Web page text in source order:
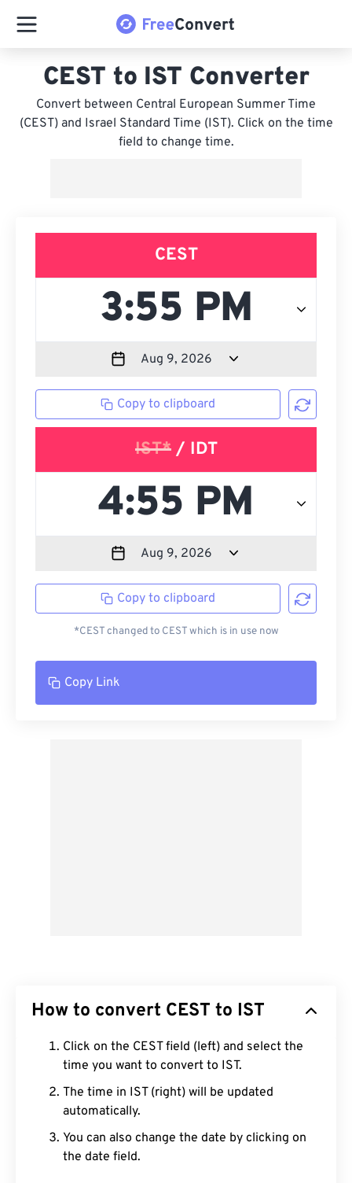
CEST to IST Converter
Convert between Central European Summer Time
(CEST) and Israel Standard Time (IST). Click on the time
field to change time.
CEST
Copy to clipboard
IST*/ IDT
Copy to clipboard
*CEST changed to CEST which is in use now
Copy Link
How to convert CEST to IST
Click on the CEST field (left) and select the
time you want to convert to IST.
The time in IST (right) will be updated
automatically.
You can also change the date by clicking on
the date field.